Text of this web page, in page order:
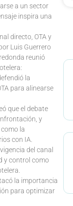
a un sector
inspira una
directo, OTA y
Luis Guerrero
reunió
la
para alinearse
que el debate
y
la
con IA.
del canal
y control como
la importancia
para optimizar